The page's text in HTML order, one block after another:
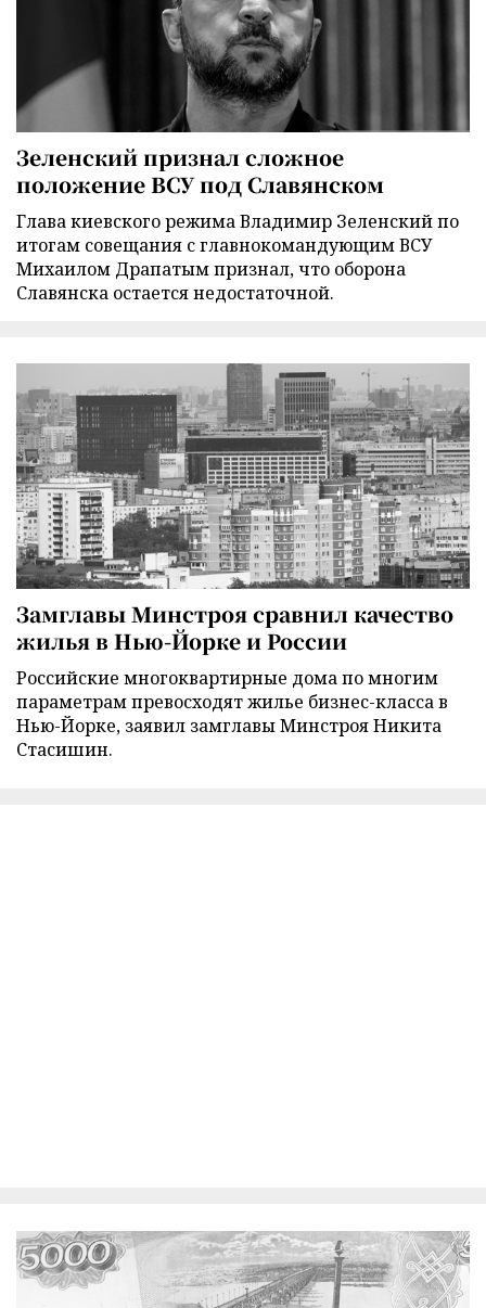
Зеленский признал сложное
положение ВСУ под Славянском
Глава киевского режима Владимир Зеленский по
итогам совещания с главнокомандующим ВСУ
Михаилом Драпатым признал, что оборона
Славянска остается недостаточной.
Замглавы Минстроя сравнил качество
жилья в Нью-Йорке и России
Российские многоквартирные дома по многим
параметрам превосходят жилье бизнес-класса в
Нью-Йорке, заявил замглавы Минстроя Никита
Стасишин.